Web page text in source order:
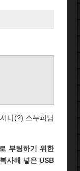
나(?) 스누피님
부팅하기 위한
사해 넣은 USB